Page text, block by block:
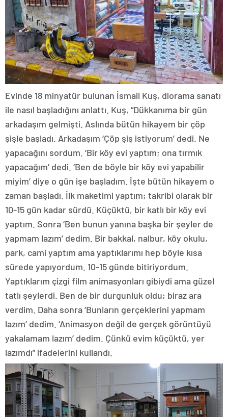
Evinde 18 minyatür bulunan İsmail Kuş, diorama sanatı
ile nasıl başladığını anlattı. Kuş, “Dükkanıma bir gün
arkadaşım gelmişti. Aslında bütün hikayem bir çöp
şişle başladı. Arkadaşım ‘Çöp şiş istiyorum’ dedi. Ne
yapacağını sordum. ‘Bir köy evi yaptım; ona tırmık
yapacağım’ dedi. ‘Ben de böyle bir köy evi yapabilir
miyim’ diye o gün işe başladım. İşte bütün hikayem o
zaman başladı. İlk maketimi yaptım; takribi olarak bir
10-15 gün kadar sürdü. Küçüktü, bir katlı bir köy evi
yaptım. Sonra ‘Ben bunun yanına başka bir şeyler de
yapmam lazım’ dedim. Bir bakkal, nalbur, köy okulu,
park, cami yaptım ama yaptıklarımı hep böyle kısa
sürede yapıyordum. 10-15 günde bitiriyordum.
Yaptıklarım çizgi film animasyonları gibiydi ama güzel
tatlı şeylerdi. Ben de bir durgunluk oldu; biraz ara
verdim. Daha sonra ‘Bunların gerçeklerini yapmam
lazım’ dedim. ‘Animasyon değil de gerçek görüntüyü
yakalamam lazım’ dedim. Çünkü evim küçüktü, yer
lazımdı” ifadelerini kullandı.